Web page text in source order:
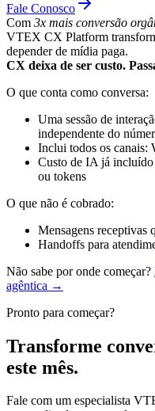
Fale Conosco
Com 3x mais conversão
VTEX CX Platform
depender de mídia paga.
CX deixa de ser custo.
O que conta como conversa:
Uma sessão de
independente do
Inclui todos os canais:
Custo de IA já
ou tokens
O que não é cobrado:
Mensagens receptivas
Handoffs para
Não sabe por onde começar?
agêntica →
Pronto para começar?
Transforme
este mês.
Fale com um especialista